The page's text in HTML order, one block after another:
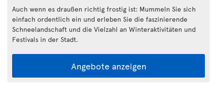
Auch wenn es draußen richtig frostig ist: Mummeln Sie sich
einfach ordentlich ein und erleben Sie die faszinierende
Schneelandschaft und die Vielzahl an Winteraktivitäten und
Festivals in der Stadt.
Angebote anzeigen